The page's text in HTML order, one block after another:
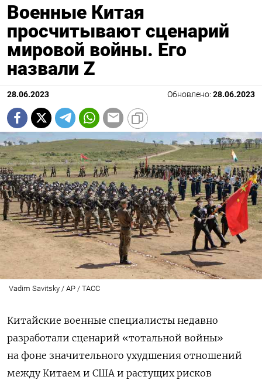
Военные Китая
просчитывают сценарий
мировой войны. Его
назвали Z
28.06.2023 Обновлено: 28.06.2023
Vadim Savitsky / AP / ТАСС
Китайские военные специалисты недавно
разработали сценарий «тотальной войны»
на фоне значительного ухудшения отношений
между Китаем и США и растущих рисков